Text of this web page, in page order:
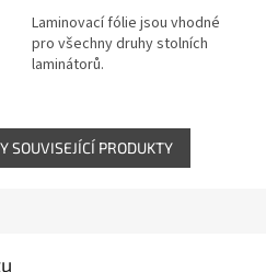
Laminovací fólie jsou vhodné
pro všechny druhy stolních
laminátorů.
SOUVISEJÍCÍ PRODUKTY